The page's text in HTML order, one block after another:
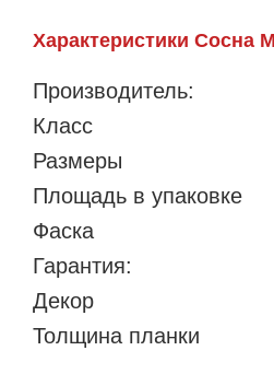
Характеристики Сосна
Производитель:
Класс
Размеры
Площадь в упаковке
Фаска
Гарантия:
Декор
Толщина планки